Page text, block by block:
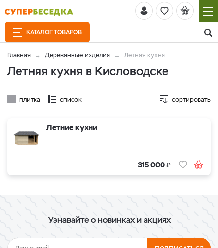
КАТАЛОГ ТОВАРОВ
Главная Деревянные изделия Летняя кухня
Летняя кухня в Кисловодске
плитка список сортировать
Летние кухни
315 000₽
Узнавайте о новинках и акциях